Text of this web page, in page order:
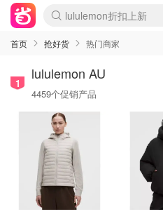
lululemon折扣上新
Sasa美妆护肤3.5折
SSENSE年中3折
FreshBeauty好价汇总
Cettire降价+叠9折
Farfetch折上8折
WWS Coles超市实拍
viagogo二手票捡漏
Myer清仓1折起
The Outnet奢牌1折起
David Jones 3折起
Flannels大牌1折
Perfumes Club护肤1折
AMIRO返校季6.2折
Oweek抽奖送Airpods
Amazon折扣汇总
eToro入金$200送$50
Amazon数码好物
ICONIC本周7.5折
ThedoubleF高奢地板价
Moose Knuckles 6折
丝芙兰5折起
EUFY官网3.7折起
Selenichast首饰2折
Trip机票酒店促销
YSL送5件彩妆礼
Amazon家居好物
BIGBANG巡演开票
David Jones时尚3折
Amazon美妆护肤
雅漾大喷$8
过敏原检测盒$33
伊索独家赠50ml沐浴露
科颜氏清仓3折
SEALIFE海洋馆门票6折
丝塔芙大白罐$16
订阅Newsletter送香薰
Cult Beauty 6.8折
Harrods圣诞日历2.3折
LN-CC奢牌私促3折
d'Alba空姐喷雾$16
EVE LOM套装逆天2折
Bernardelli独家4折
Adore Beauty 6折起
CT圣诞日历
Mytheresa奢品2.7折
Luxury Escapes 9折
Currentbody美容仪9折
卡诗9折+赠4件礼
MOON Garden Live
ALLSAINTS美衣3折
首页 抢好货 热门商家
1
lululemon AU
4459个促销产品